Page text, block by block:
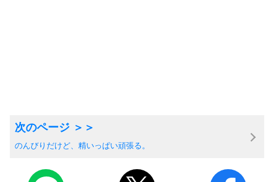
のんびりだけど、精いっぱい頑張る。